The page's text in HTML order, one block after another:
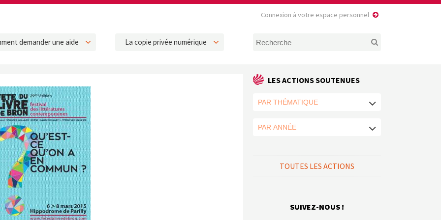
demander une aide La copie privée numérique
Connexion à votre espace personnel
LES ACTIONS SOUTENUES
TOUTES LES ACTIONS
SUIVEZ-NOUS !